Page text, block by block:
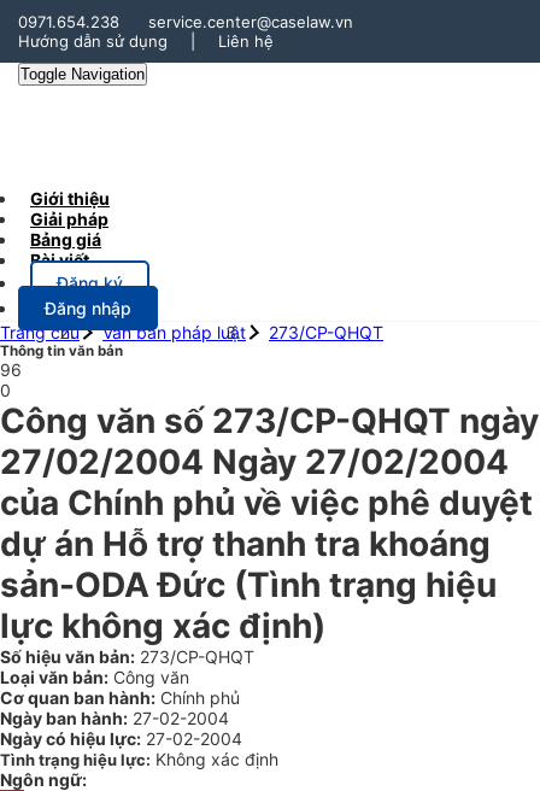
0971.654.238
service.center@caselaw.vn
Hướng dẫn sử dụng
Liên hệ
Toggle Navigation
Giới thiệu
Giải pháp
Bảng giá
Bài viết
Đăng ký
Đăng nhập
Trang chủ
Văn bản pháp luật 273/CP-QHQT
Thông tin văn bản
96
0
Công văn số 273/CP-QHQT ngày
27/02/2004 Ngày 27/02/2004
của Chính phủ về việc phê duyệt
dự án Hỗ trợ thanh tra khoáng
sản-ODA Đức (Tình trạng hiệu
lực không xác định)
Số hiệu văn bản: 273/CP-QHQT
Loại văn bản: Công văn
Cơ quan ban hành: Chính phủ
Ngày ban hành: 27-02-2004
Ngày có hiệu lực: 27-02-2004
Tình trạng hiệu lực: Không xác định
Ngôn ngữ: